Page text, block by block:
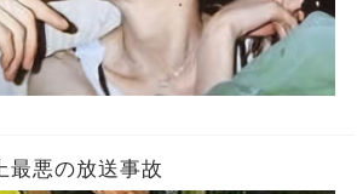
最悪の放送事故